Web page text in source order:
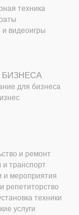
техника
и видеоигры
БИЗНЕСА
для бизнеса
и ремонт
и транспорт
и мероприятия
репетиторство
техники
услуги